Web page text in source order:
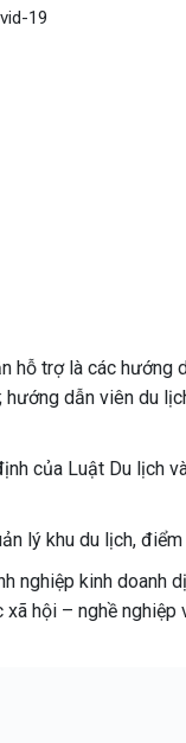
19
hỗ trợ là các hướng
dẫn viên du
của Luật Du lịch
lý khu du lịch, điểm
nghiệp kinh doanh
hội – nghề nghiệp